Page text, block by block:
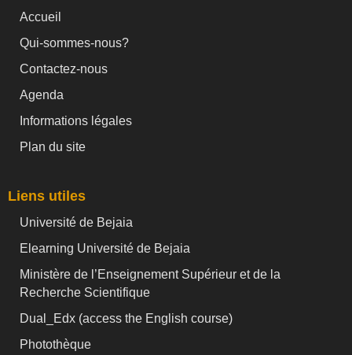
Accueil
Qui-sommes-nous?
Contactez-nous
Agenda
Informations légales
Plan du site
Liens utiles
Université de Bejaia
Elearning Université de Bejaia
Ministère de l’Enseignement Supérieur et de la
Recherche Scientifique
Dual_Edx (access the English course)
Photothèque